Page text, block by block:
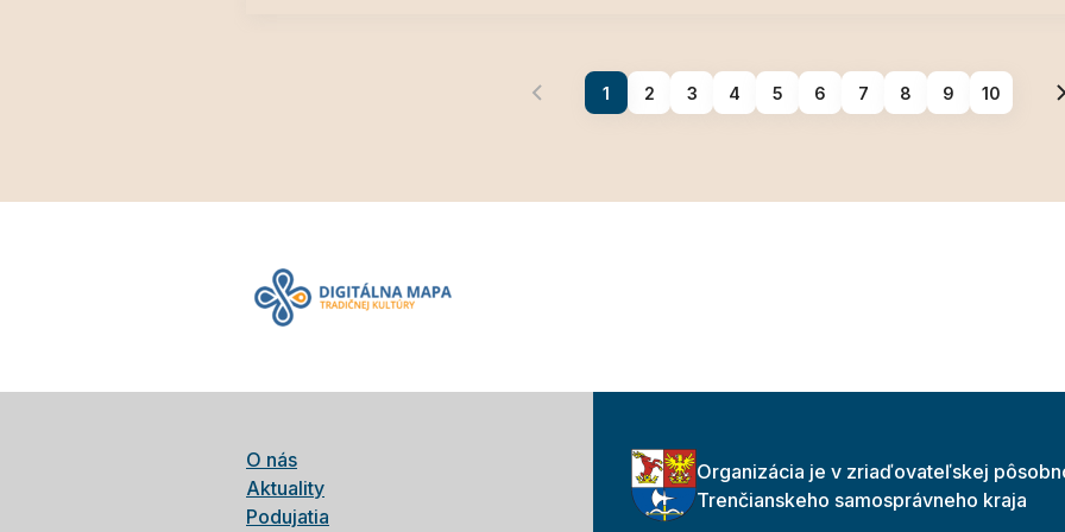
1 2 3 4 5 6 7 8 9 10
O nás
Aktuality
Podujatia
Organizácia je v zriaďovateľskej
Trenčianskeho samosprávneho kraja